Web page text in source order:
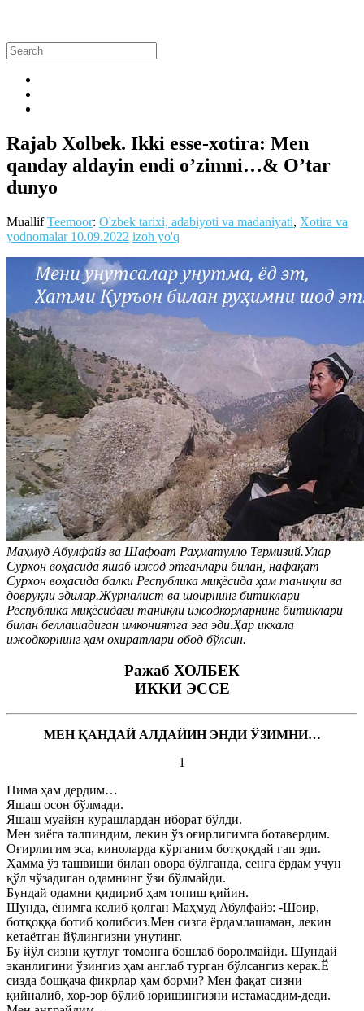
Rajab Xolbek. Ikki esse-xotira: Men
qanday aldayin endi o’zimni…& O’tar
dunyo
MuallifTeemoor: O'zbek tarixi, adabiyoti va madaniyati, Xotira va
yodnomalar 10.09.2022 izoh yo'q
Маҳмуд Абулфайз ва Шафоат Раҳматулло Термизий.Улар
Сурхон воҳасида яшаб ижод этганлари билан, нафақат
Сурхон воҳасида балки Республика миқёсида ҳам таниқли ва
довруқли эдилар.Журналист ва шоирнинг битиклари
Республика миқёсидаги таниқли ижодкорларнинг битиклари
билан беллашадиган имкониятга эга эди.Ҳар иккала
ижодкорнинг ҳам охиратлари обод бўлсин.
Ражаб ХОЛБЕК
ИККИ ЭССЕ
МЕН ҚАНДАЙ АЛДАЙИН ЭНДИ ЎЗИМНИ…
1
Нима ҳам дердим…
Яшаш осон бўлмади.
Яшаш муайян курашлардан иборат бўлди.
Мен зиёга талпиндим, лекин ўз оғирлигимга ботавердим.
Оғирлигим эса, киноларда кўрганим ботқоқдай гап эди.
Ҳамма ўз ташвиши билан овора бўлганда, сенга ёрдам учун
қўл чўзадиган одамнинг ўзи бўлмайди.
Бундай одамни қидириб ҳам топиш қийин.
Шунда, ёнимга келиб қолган Маҳмуд Абулфайз: -Шоир,
ботқоққа ботиб қолибсиз.Мен сизга ёрдамлашаман, лекин
кетаётган йўлингизни унутинг.
Бу йўл сизни қутлуғ томонга бошлаб боролмайди. Шундай
эканлигини ўзингиз ҳам англаб турган бўлсангиз керак.Ё
сизда бошқача фикрлар ҳам борми? Мен фақат сизни
қийналиб, хор-зор бўлиб юришингизни истамасдим-деди.